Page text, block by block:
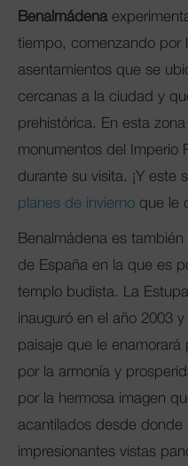
Benalmádena
tiempo, comenzando por
asentamientos que se
cercanas a la ciudad y
prehistórica. En esta
monumentos del Imperio
durante su visita. ¡Y este
planes de invierno que le
Benalmádena es
de España en la que es
templo budista. La
inauguró en el año 2003
paisaje que le
por la armonía y
por la hermosa imagen
acantilados desde donde
impresionantes vistas